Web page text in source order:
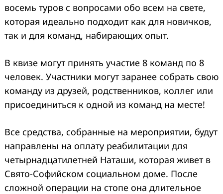
восемь туров с вопросами обо всем на свете,
которая идеально подходит как для новичков,
так и для команд, набирающих опыт.
В квизе могут принять участие 8 команд по 8
человек. Участники могут заранее собрать свою
команду из друзей, родственников, коллег или
присоединиться к одной из команд на месте!
Все средства, собранные на мероприятии, будут
направлены на оплату реабилитации для
четырнадцатилетней Наташи, которая живет в
Свято-Софийском социальном доме. После
сложной операции на стопе она длительное